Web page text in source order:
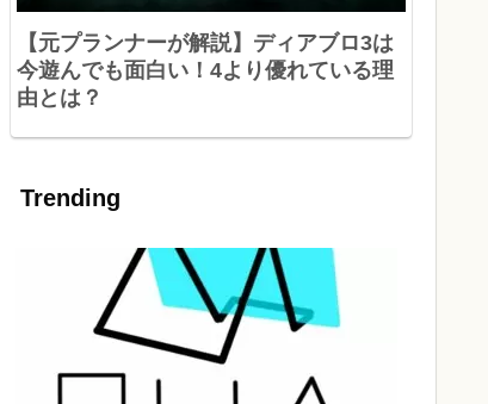
【元プランナーが解説】ディアブロ3は
今遊んでも面白い！4より優れている理
由とは？
Trending